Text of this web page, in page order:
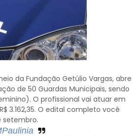
da Fundação Getúlio Vargas, abre
de 50 Guardas Municipais, sendo
O profissional vai atuar em
3.162,35. O edital completo você
setembro.